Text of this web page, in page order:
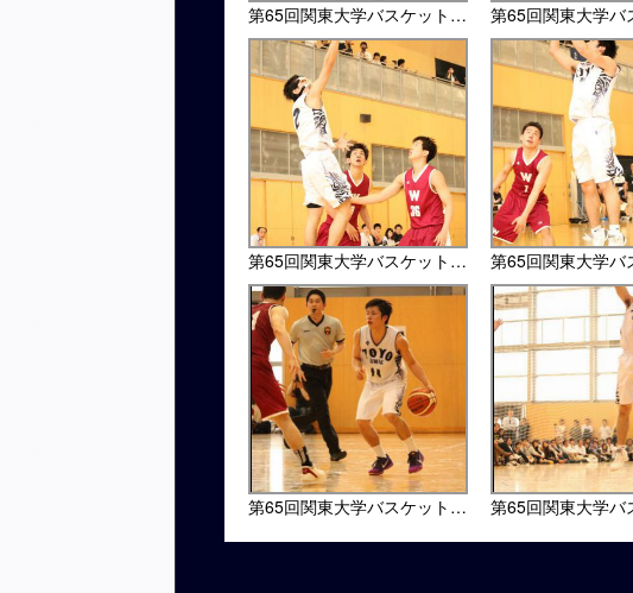
第65回関東大学バスケットボール選手権大会
第65回関東大学バスケットボール選手権大会・早大戦
第65回関東大学バスケットボール選手権大会・早大戦